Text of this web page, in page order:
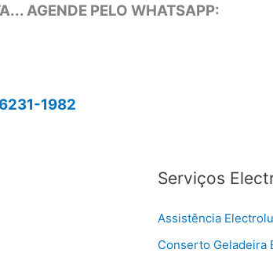
AGENDE PELO WHATSAPP:
1982
Serviços
Assistência
Conserto Geladeira